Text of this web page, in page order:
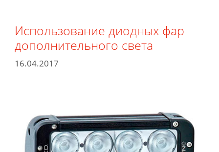
Использование диодных фар
дополнительного света
16.04.2017